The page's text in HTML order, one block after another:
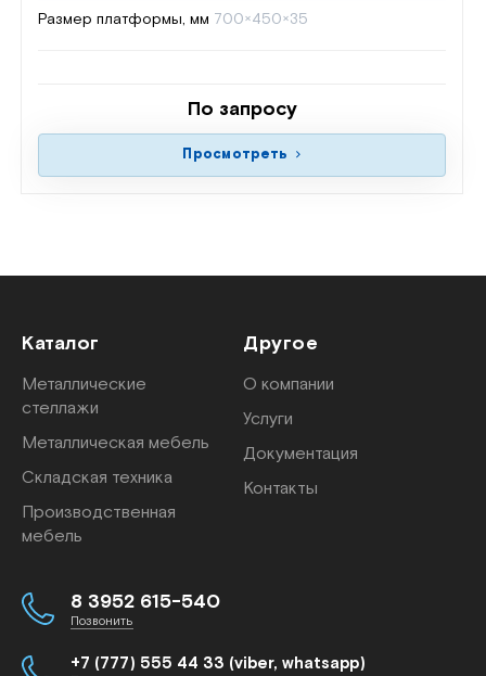
Размер платформы, мм 700×450×35
По запросу
Просмотреть
Каталог
Металлические
стеллажи
Металлическая мебель
Складская техника
Производственная
мебель
Другое
О компании
Услуги
Документация
Контакты
8 3952 615-540
Позвонить
+7 (777) 555 44 33 (viber, whatsapp)